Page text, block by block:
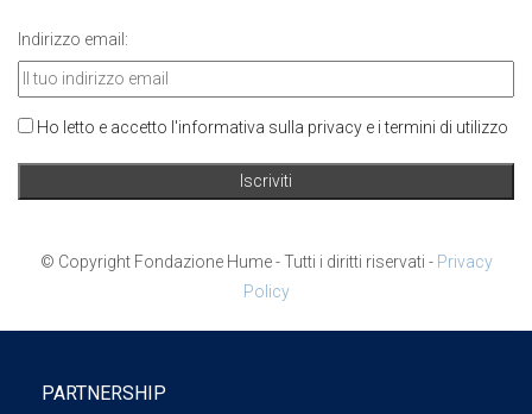
Indirizzo email:
Ho letto e accetto l'informativa sulla privacy e i termini di utilizzo
© Copyright Fondazione Hume - Tutti i diritti riservati - Privacy
Policy
PARTNERSHIP